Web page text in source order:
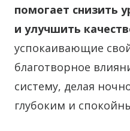
помогает снизить
и улучшить
успокаивающие
благотворное
систему, делая
глубоким и